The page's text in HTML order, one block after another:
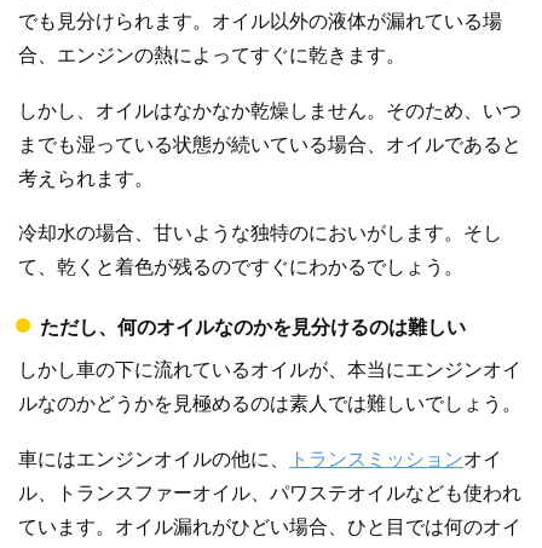
でも見分けられます。オイル以外の液体が漏れている場
合、エンジンの熱によってすぐに乾きます。
しかし、オイルはなかなか乾燥しません。そのため、いつ
までも湿っている状態が続いている場合、オイルであると
考えられます。
冷却水の場合、甘いような独特のにおいがします。そし
て、乾くと着色が残るのですぐにわかるでしょう。
ただし、何のオイルなのかを見分けるのは難しい
しかし車の下に流れているオイルが、本当にエンジンオイ
ルなのかどうかを見極めるのは素人では難しいでしょう。
車にはエンジンオイルの他に、 トランスミッションオイ
ル、トランスファーオイル、パワステオイルなども使われ
ています。オイル漏れがひどい場合、ひと目では何のオイ